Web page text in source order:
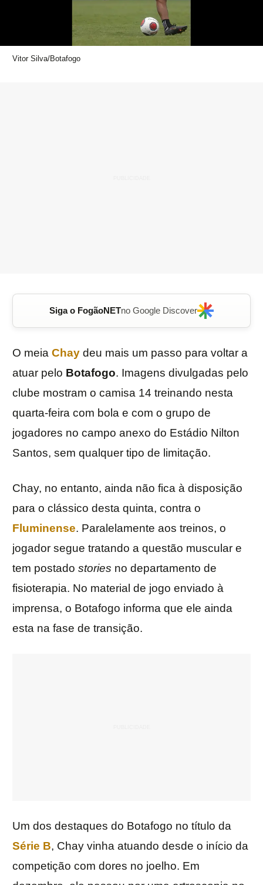
Vitor Silva/Botafogo
Siga o FogãoNETno Google Discover
O meia Chay deu mais um passo para voltar a
atuar pelo Botafogo. Imagens divulgadas pelo
clube mostram o camisa 14 treinando nesta
quarta-feira com bola e com o grupo de
jogadores no campo anexo do Estádio Nilton
Santos, sem qualquer tipo de limitação.
Chay, no entanto, ainda não fica à disposição
para o clássico desta quinta, contra o
Fluminense. Paralelamente aos treinos, o
jogador segue tratando a questão muscular e
tem postado stories no departamento de
fisioterapia. No material de jogo enviado à
imprensa, o Botafogo informa que ele ainda
esta na fase de transição.
Um dos destaques do Botafogo no título da
Série B, Chay vinha atuando desde o início da
competição com dores no joelho. Em